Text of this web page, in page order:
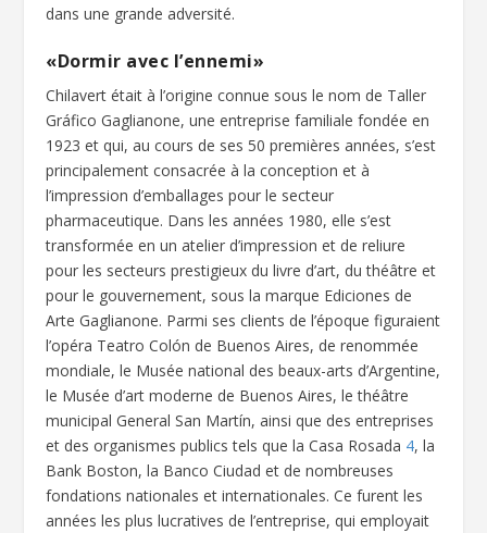
dans une grande adversité.
«Dormir avec l’ennemi»
Chilavert était à l’origine connue sous le nom de Taller
Gráfico Gaglianone, une entreprise familiale fondée en
1923 et qui, au cours de ses 50 premières années, s’est
principalement consacrée à la conception et à
l’impression d’emballages pour le secteur
pharmaceutique. Dans les années 1980, elle s’est
transformée en un atelier d’impression et de reliure
pour les secteurs prestigieux du livre d’art, du théâtre et
pour le gouvernement, sous la marque Ediciones de
Arte Gaglianone. Parmi ses clients de l’époque figuraient
l’opéra Teatro Colón de Buenos Aires, de renommée
mondiale, le Musée national des beaux-arts d’Argentine,
le Musée d’art moderne de Buenos Aires, le théâtre
municipal General San Martín, ainsi que des entreprises
et des organismes publics tels que la Casa Rosada 4, la
Bank Boston, la Banco Ciudad et de nombreuses
fondations nationales et internationales. Ce furent les
années les plus lucratives de l’entreprise, qui employait